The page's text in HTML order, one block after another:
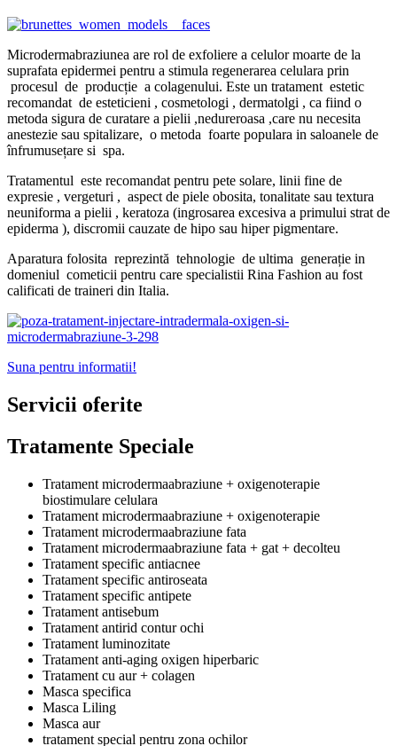
Microdermabraziunea are rol de exfoliere a celulor moarte de la
suprafata epidermei pentru a stimula regenerarea celulara prin
procesul de producție a colagenului. Este un tratament estetic
recomandat de esteticieni , cosmetologi , dermatolgi , ca fiind o
metoda sigura de curatare a pielii ,nedureroasa ,care nu necesita
anestezie sau spitalizare, o metoda foarte populara in saloanele de
înfrumusețare si spa.
Tratamentul este recomandat pentru pete solare, linii fine de
expresie , vergeturi , aspect de piele obosita, tonalitate sau textura
neuniforma a pielii , keratoza (ingrosarea excesiva a primului strat de
epiderma ), discromii cauzate de hipo sau hiper pigmentare.
Aparatura folosita reprezintă tehnologie de ultima generație in
domeniul cometicii pentru care specialistii Rina Fashion au fost
calificati de traineri din Italia.
Suna pentru informatii!
Servicii oferite
Tratamente Speciale
Tratament microdermaabraziune + oxigenoterapie
biostimulare celulara
Tratament microdermaabraziune + oxigenoterapie
Tratament microdermaabraziune fata
Tratament microdermaabraziune fata + gat + decolteu
Tratament specific antiacnee
Tratament specific antiroseata
Tratament specific antipete
Tratament antisebum
Tratament antirid contur ochi
Tratament luminozitate
Tratament anti-aging oxigen hiperbaric
Tratament cu aur + colagen
Masca specifica
Masca Liling
Masca aur
tratament special pentru zona ochilor